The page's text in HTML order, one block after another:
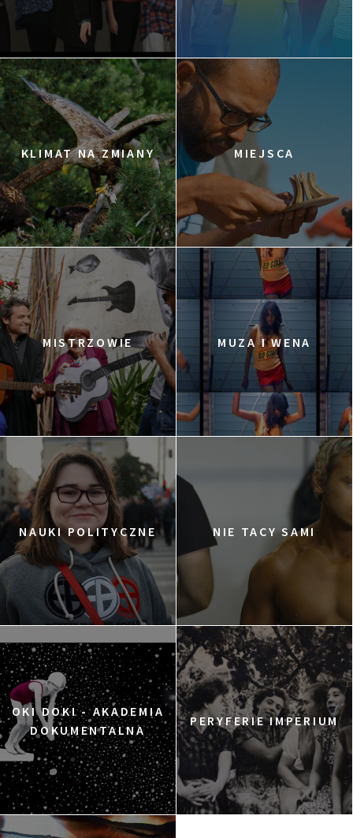
KLIMAT NA ZMIANY MIEJSCA
MISTRZOWIE MUZA I WENA
NAUKI POLITYCZNE NIE TACY SAMI
OKI DOKI - AKADEMIA
DOKUMENTALNA
PERYFERIE IMPERIUM